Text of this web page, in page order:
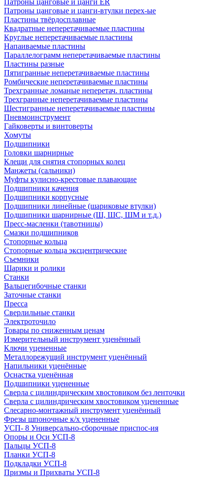
Патроны цанговые и цанги ER
Патроны цанговые и цанги-втулки перех-ые
Пластины твёрдосплавные
Квадратные неперетачиваемые пластины
Круглые неперетачиваемые пластины
Напаиваемые пластины
Параллелограмм неперетачиваемые пластины
Пластины разные
Пятигранные неперетачиваемые пластины
Ромбические неперетачиваемые пластины
Трехгранные ломаные неперетач. пластины
Трехгранные неперетачиваемые пластины
Шестигранные неперетачиваемые пластины
Пневмоинструмент
Гайковерты и винтоверты
Хомуты
Подшипники
Головки шарнирные
Клещи для снятия стопорных колец
Манжеты (сальники)
Муфты кулисно-крестовые плавающие
Подшипники качения
Подшипники корпусные
Подшипники линейные (шариковые втулки)
Подшипники шарнирные (Ш, ШС, ШМ и т.д.)
Пресс-масленки (тавотницы)
Смазки подшипников
Стопорные кольца
Стопорные кольца эксцентрические
Съемники
Шарики и ролики
Станки
Вальцегибочные станки
Заточные станки
Пресса
Сверлильные станки
Электроточило
Товары по сниженным ценам
Измерительный инструмент уценённый
Ключи уцененные
Металлорежущий инструмент уценённый
Напильники уценённые
Оснастка уценённая
Подшипники уцененные
Сверла с цилиндрическим хвостовиком без ленточки
Сверла с цилиндрическим хвостовиком уцененные
Слесарно-монтажный инструмент уценённый
Фрезы шпоночные к/х уцененные
УСП- 8 Универсально-сборочные приспос-ия
Опоры и Оси УСП-8
Пальцы УСП-8
Планки УСП-8
Подкладки УСП-8
Призмы и Прихваты УСП-8